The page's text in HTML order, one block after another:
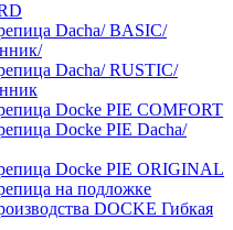
Dacha/ BASIC/
Dacha/ RUSTIC/
Docke PIE COMFORT
Docke PIE Dacha/
Docke PIE ОRIGINАL
на подложке
DOCKE Гибкая